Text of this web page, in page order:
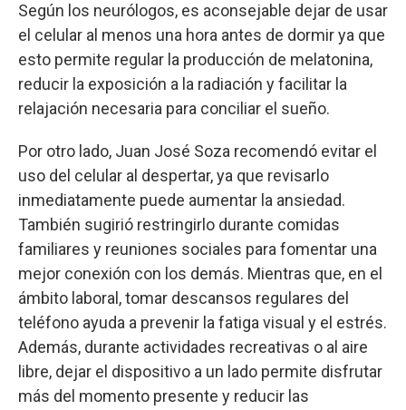
Según los neurólogos, es aconsejable dejar de usar
el celular al menos una hora antes de dormir ya que
esto permite regular la producción de melatonina,
reducir la exposición a la radiación y facilitar la
relajación necesaria para conciliar el sueño.
Por otro lado, Juan José Soza recomendó evitar el
uso del celular al despertar, ya que revisarlo
inmediatamente puede aumentar la ansiedad.
También sugirió restringirlo durante comidas
familiares y reuniones sociales para fomentar una
mejor conexión con los demás. Mientras que, en el
ámbito laboral, tomar descansos regulares del
teléfono ayuda a prevenir la fatiga visual y el estrés.
Además, durante actividades recreativas o al aire
libre, dejar el dispositivo a un lado permite disfrutar
más del momento presente y reducir las